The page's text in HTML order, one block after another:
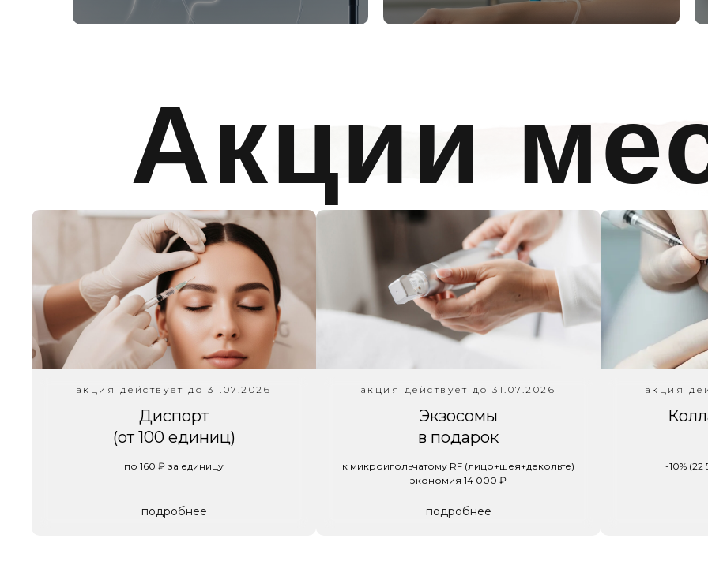
Акции
акция действует до 31.07.2026
Диспорт
(от 100 единиц)
по 160 ₽ за единицу
подробнее
акция действует до 31.07.2026
Экзосомы
в подарок
к микроигольчатому RF (лицо+шея+декольте)
экономия 14 000 ₽
подробнее
акция
-10%